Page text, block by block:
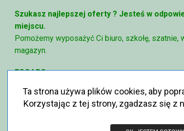
Szukasz najlepszej oferty ? Jesteś w
miejscu.
Pomożemy wyposażyć Ci biuro, szkołę, szatnie,
magazyn.
ECOABC
515-056-515
Królewska 6, 05-825 Grodzisk Mazowiecki
Ta strona używa plików cookies, aby
Korzystając z tej strony, zgadzasz się z